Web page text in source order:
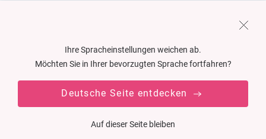
Ihre Spracheinstellungen weichen ab.
Möchten Sie in Ihrer bevorzugten Sprache fortfahren?
Deutsche Seite entdecken
Auf dieser Seite bleiben